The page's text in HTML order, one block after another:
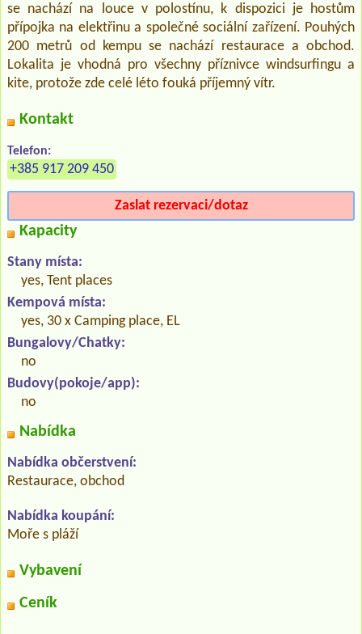
se nachází na louce v polostínu, k dispozici je hostům
přípojka na elektřinu a společné sociální zařízení. Pouhých
200 metrů od kempu se nachází restaurace a obchod.
Lokalita je vhodná pro všechny příznivce windsurfingu a
kite, protože zde celé léto fouká příjemný vítr.
Kontakt
Telefon:
+385 917 209 450
Zaslat rezervaci/dotaz
Kapacity
Stany místa:
yes, Tent places
Kempová místa:
yes, 30 x Camping place, EL
Bungalovy/Chatky:
no
Budovy(pokoje/app):
no
Nabídka
Nabídka občerstvení:
Restaurace, obchod
Nabídka koupání:
Moře s pláží
Vybavení
Ceník